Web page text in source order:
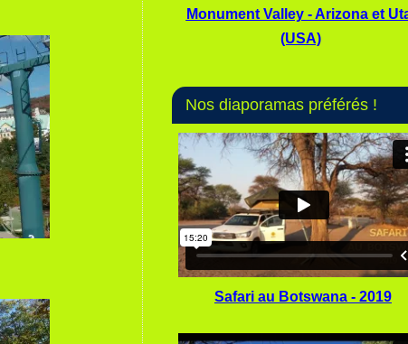
Monument Valley - Arizona et
(USA)
Nos diaporamas préférés !
Safari au Botswana - 2019